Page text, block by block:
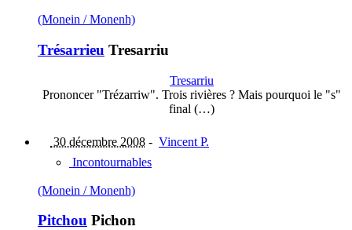
(Monein / Monenh)
Trésarrieu Tresarriu
Tresarriu
Prononcer "Trézarriw". Trois rivières ? Mais pourquoi le "s"
final (…)
30 décembre 2008 - Vincent P.
Incontournables
(Monein / Monenh)
Pitchou Pichon